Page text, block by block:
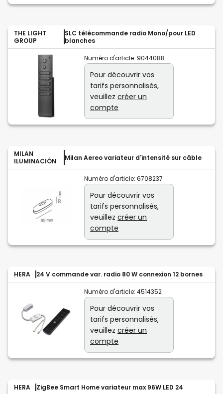
THE LIGHT
GROUP
SLC télécommande radio Mono/pour LED
blanches
Numéro d'article: 9044088
Pour découvrir vos
tarifs personnalisés,
veuillez créer un
compte
MILAN
ILUMINACIÓN
Milan Aereo variateur d'intensité sur câble
Numéro d'article: 6708237
Pour découvrir vos
tarifs personnalisés,
veuillez créer un
compte
HERA 24 V commande var. radio 80 W connexion 12 bornes
Numéro d'article: 4514352
Pour découvrir vos
tarifs personnalisés,
veuillez créer un
compte
HERA ZigBee Smart Home variateur max 96W LED 24